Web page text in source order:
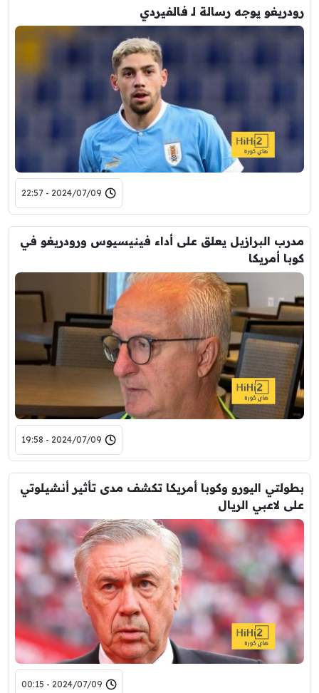
رودريغو يوجه رسالة لـ فالفيردي
2024/07/09 - 22:57
مدرب البرازيل يعلق على أداء فينيسيوس ورودريغو في
كوبا أمريكا
2024/07/09 - 19:58
بطولتي اليورو وكوبا أمريكا تكشف مدى تأثير أنشيلوتي
على لاعبي الريال
2024/07/09 - 00:15